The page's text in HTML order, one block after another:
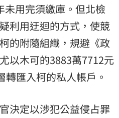
未用完須繳庫。但北檢
利用迂迴的方式，使競
的附隨組織，規避《政
以木可的3883萬7712元
匯入柯的私人帳戶。
決定以涉犯公益侵占罪